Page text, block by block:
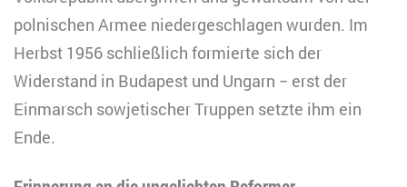
polnischen Armee niedergeschlagen wurden. Im
Herbst 1956 schließlich formierte sich der
Widerstand in Budapest und Ungarn − erst der
Einmarsch sowjetischer Truppen setzte ihm ein
Ende.